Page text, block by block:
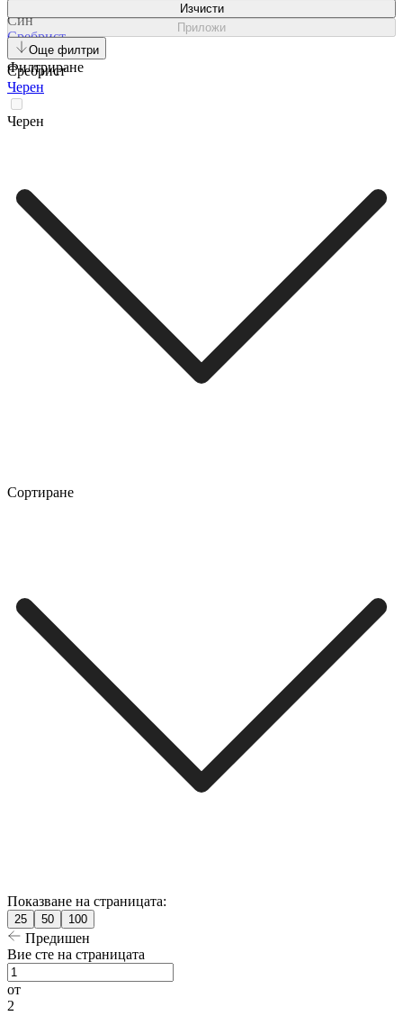
Син
Сребрист
Сребрист
Черен
Черен
Изчисти
Приложи
Още филтри
Филтриране
Сортиране
Показване на страницата:
25 50 100
Предишен
Вие сте на страницата
от
2